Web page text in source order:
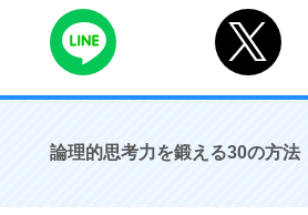
論理的思考力を鍛える30の方法